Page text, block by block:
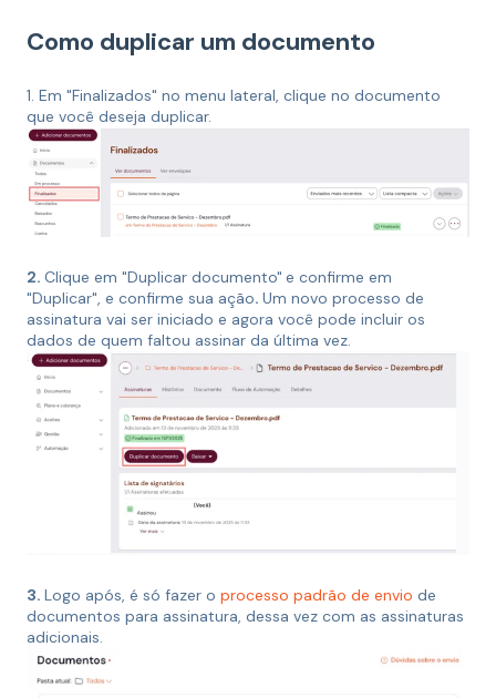
Como duplicar um documento
1. Em "Finalizados" no menu lateral, clique no documento
que você deseja duplicar.
2. Clique em "Duplicar documento" e confirme em
"Duplicar", e confirme sua ação. Um novo processo de
assinatura vai ser iniciado e agora você pode incluir os
dados de quem faltou assinar da última vez.
3. Logo após, é só fazer o processo padrão de envio de
documentos para assinatura, dessa vez com as assinaturas
adicionais.